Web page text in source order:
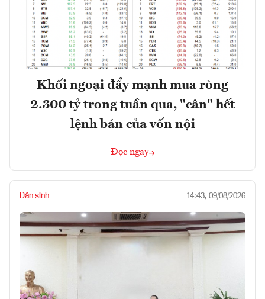
Khối ngoại đẩy mạnh mua ròng
2.300 tỷ trong tuần qua, "cân" hết
lệnh bán của vốn nội
Đọc ngay
Dân sinh 14:43, 09/08/2026